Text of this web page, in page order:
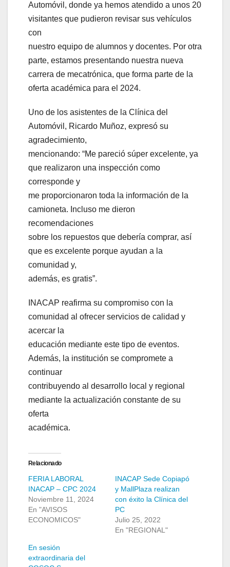
Automóvil, donde ya hemos atendido a unos 20
visitantes que pudieron revisar sus vehículos
con
nuestro equipo de alumnos y docentes. Por otra
parte, estamos presentando nuestra nueva
carrera de mecatrónica, que forma parte de la
oferta académica para el 2024.
Uno de los asistentes de la Clínica del
Automóvil, Ricardo Muñoz, expresó su
agradecimiento,
mencionando: “Me pareció súper excelente, ya
que realizaron una inspección como
corresponde y
me proporcionaron toda la información de la
camioneta. Incluso me dieron
recomendaciones
sobre los repuestos que debería comprar, así
que es excelente porque ayudan a la
comunidad y,
además, es gratis”.
INACAP reafirma su compromiso con la
comunidad al ofrecer servicios de calidad y
acercar la
educación mediante este tipo de eventos.
Además, la institución se compromete a
continuar
contribuyendo al desarrollo local y regional
mediante la actualización constante de su
oferta
académica.
Relacionado
FERIA LABORAL
INACAP – CPC 2024
Noviembre 11, 2024
En "AVISOS
ECONOMICOS"
INACAP Sede Copiapó
y MallPlaza realizan
con éxito la Clínica del
PC
Julio 25, 2022
En "REGIONAL"
En sesión
extraordinaria del